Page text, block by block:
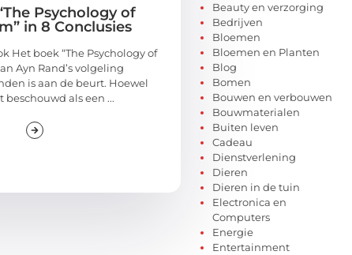
Psychology of
in 8 Conclusies
Het boek “The Psychology of
Ayn Rand’s volgeling
is aan de beurt. Hoewel
beschouwd als een ...
Beauty en verzorging
Bedrijven
Bloemen
Bloemen en Planten
Blog
Bomen
Bouwen en verbouwen
Bouwmaterialen
Buiten leven
Cadeau
Dienstverlening
Dieren
Dieren in de tuin
Electronica en
Computers
Energie
Entertainment